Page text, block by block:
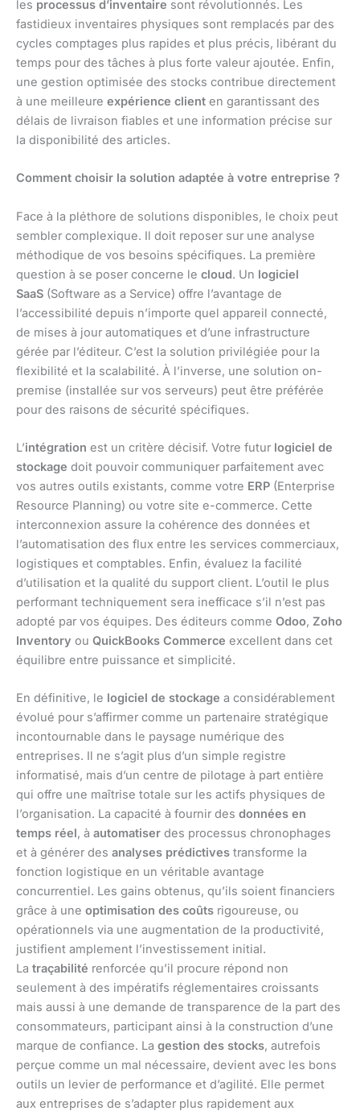
les processus d’inventaire sont révolutionnés. Les
fastidieux inventaires physiques sont remplacés par des
cycles comptages plus rapides et plus précis, libérant du
temps pour des tâches à plus forte valeur ajoutée. Enfin,
une gestion optimisée des stocks contribue directement
à une meilleure expérience client en garantissant des
délais de livraison fiables et une information précise sur
la disponibilité des articles.
Comment choisir la solution adaptée à votre entreprise ?
Face à la pléthore de solutions disponibles, le choix peut
sembler complexique. Il doit reposer sur une analyse
méthodique de vos besoins spécifiques. La première
question à se poser concerne le cloud. Un logiciel
SaaS (Software as a Service) offre l’avantage de
l’accessibilité depuis n’importe quel appareil connecté,
de mises à jour automatiques et d’une infrastructure
gérée par l’éditeur. C’est la solution privilégiée pour la
flexibilité et la scalabilité. À l’inverse, une solution on-
premise (installée sur vos serveurs) peut être préférée
pour des raisons de sécurité spécifiques.
L’intégration est un critère décisif. Votre futur logiciel de
stockage doit pouvoir communiquer parfaitement avec
vos autres outils existants, comme votre ERP (Enterprise
Resource Planning) ou votre site e-commerce. Cette
interconnexion assure la cohérence des données et
l’automatisation des flux entre les services commerciaux,
logistiques et comptables. Enfin, évaluez la facilité
d’utilisation et la qualité du support client. L’outil le plus
performant techniquement sera inefficace s’il n’est pas
adopté par vos équipes. Des éditeurs comme Odoo, Zoho
Inventory ou QuickBooks Commerce excellent dans cet
équilibre entre puissance et simplicité.
En définitive, le logiciel de stockage a considérablement
évolué pour s’affirmer comme un partenaire stratégique
incontournable dans le paysage numérique des
entreprises. Il ne s’agit plus d’un simple registre
informatisé, mais d’un centre de pilotage à part entière
qui offre une maîtrise totale sur les actifs physiques de
l’organisation. La capacité à fournir des données en
temps réel, à automatiser des processus chronophages
et à générer des analyses prédictives transforme la
fonction logistique en un véritable avantage
concurrentiel. Les gains obtenus, qu’ils soient financiers
grâce à une optimisation des coûts rigoureuse, ou
opérationnels via une augmentation de la productivité,
justifient amplement l’investissement initial.
La traçabilité renforcée qu’il procure répond non
seulement à des impératifs réglementaires croissants
mais aussi à une demande de transparence de la part des
consommateurs, participant ainsi à la construction d’une
marque de confiance. La gestion des stocks, autrefois
perçue comme un mal nécessaire, devient avec les bons
outils un levier de performance et d’agilité. Elle permet
aux entreprises de s’adapter plus rapidement aux